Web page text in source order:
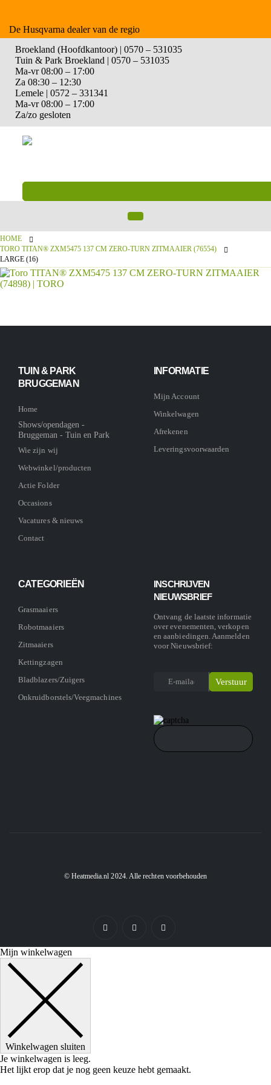
De Husqvarna dealer van de regio
Broekland (Hoofdkantoor) | 0570 – 531035
Tuin & Park Broekland | 0570 – 531035
Ma-vr 08:00 – 17:00
Za 08:30 – 12:30
Lemele | 0572 – 331341
Ma-vr 08:00 – 17:00
Za/zo gesloten
HOME
TORO TITAN® ZXM5475 137 CM ZERO-TURN ZITMAAIER (76554)
LARGE (16)
TUIN & PARK
BRUGGEMAN
Home
Shows/opendagen -
Bruggeman - Tuin en Park
Wie zijn wij
Webwinkel/producten
Actie Folder
Occasions
Vacatures & nieuws
Contact
INFORMATIE
Mijn Account
Winkelwagen
Afrekenen
Leveringsvoorwaarden
CATEGORIEËN
Grasmaaiers
Robotmaaiers
Zitmaaiers
Kettingzagen
Bladblazers/Zuigers
Onkruidborstels/Veegmachines
INSCHRIJVEN
NIEUWSBRIEF
Ontvang de laatste informatie
over evenementen, verkopen
en aanbiedingen. Aanmelden
voor Nieuwsbrief:
© Heatmedia.nl 2024. Alle rechten voorbehouden
Mijn winkelwagen
Winkelwagen sluiten
Je winkelwagen is leeg.
Het lijkt erop dat je nog geen keuze hebt gemaakt.